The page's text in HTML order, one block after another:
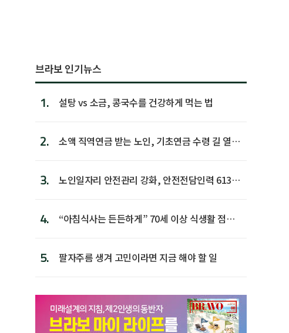
브라보 인기뉴스
1. 설탕 vs 소금, 콩국수를 건강하게 먹는 법
2.
소액 직역연금 받는 노인, 기초연금 수령 길 열린
3.
노인일자리 안전관리 강화, 안전전담인력 613명
4.
“아침식사는 든든하게” 70세 이상 식생활 점수
5. 팔자주름 생겨 고민이라면 지금 해야 할 일